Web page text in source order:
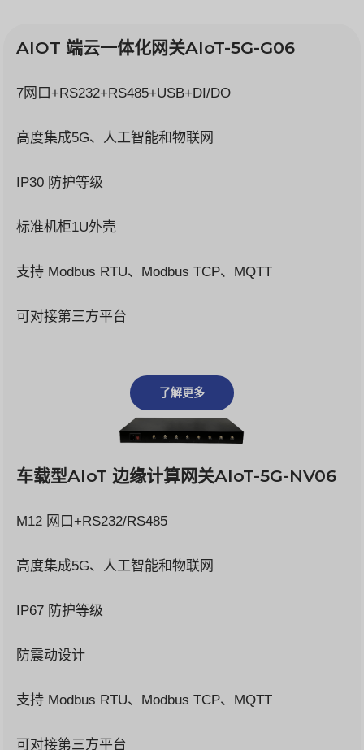
AIOT 端云一体化网关AIoT-5G-G06
7网口+RS232+RS485+USB+DI/DO
高度集成5G、人工智能和物联网
IP30 防护等级
标准机柜1U外壳
支持 Modbus RTU、Modbus TCP、MQTT
可对接第三方平台
了解更多
车载型AIoT 边缘计算网关AIoT-5G-NV06
M12 网口+RS232/RS485
高度集成5G、人工智能和物联网
IP67 防护等级
防震动设计
支持 Modbus RTU、Modbus TCP、MQTT
可对接第三方平台